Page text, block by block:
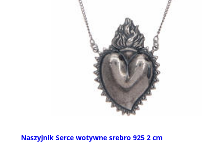
Naszyjnik Serce wotywne srebro 925 2 cm